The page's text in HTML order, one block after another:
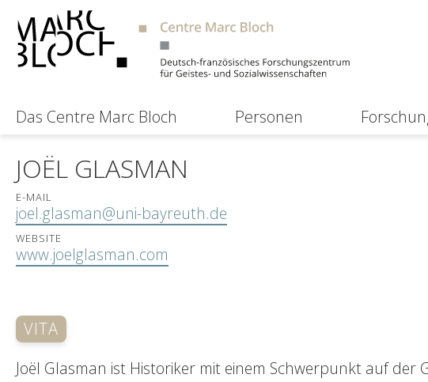
Das Centre Marc Bloch Personen
JOËL GLASMAN
E-MAIL
joel.glasman@uni-bayreuth.de
WEBSITE
www.joelglasman.com
VITA
Joël Glasman ist Historiker mit einem Schwerpunkt auf